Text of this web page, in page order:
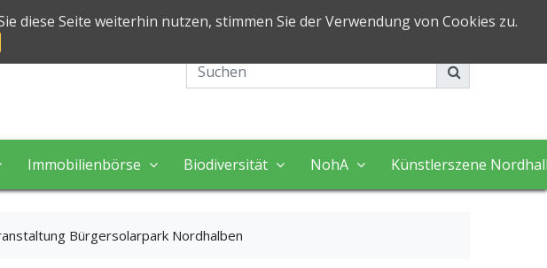
diese Seite weiterhin nutzen, stimmen Sie der Verwendung von Cookies zu.
Impressum Kontakt
Immobilienbörse Biodiversität NohA Künstlerszene
Bürgersolarpark Nordhalben